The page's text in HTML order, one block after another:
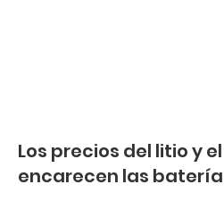
Los precios del litio y
encarecen las